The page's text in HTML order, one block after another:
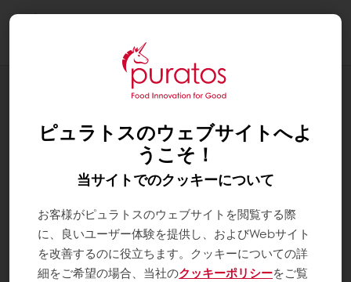
レシピラインナップ
ピュラトスのウェブサイトへよ
うこそ！
当サイトでのクッキーについて
お客様がピュラトスのウェブサイトを閲覧する際
に、良いユーザー体験を提供し、およびWebサイト
を改善するのに役立ちます。クッキーについての詳
細をご希望の場合、当社のクッキーポリシーをご覧